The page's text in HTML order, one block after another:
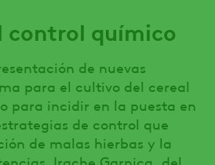
control químico
de nuevas
para el cultivo del cereal
para incidir en la puesta en
de control que
de malas hierbas y la
Irache Garnica, del